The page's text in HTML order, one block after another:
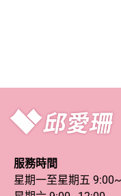
服務時間
星期一至星期五